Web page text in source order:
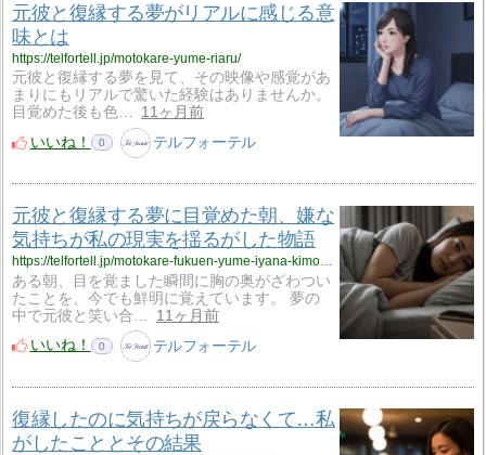
元彼と復縁する夢がリアルに感じる意
味とは
https://telfortell.jp/motokare-yume-riaru/
元彼と復縁する夢を見て、その映像や感覚があ
まりにもリアルで驚いた経験はありませんか。
目覚めた後も色…
11ヶ月前
いいね！
0 テルフォーテル
元彼と復縁する夢に目覚めた朝、嫌な
気持ちが私の現実を揺るがした物語
https://telfortell.jp/motokare-fukuen-yume-iyana-kimochi/
ある朝、目を覚ました瞬間に胸の奥がざわつい
たことを、今でも鮮明に覚えています。 夢の
中で元彼と笑い合…
11ヶ月前
いいね！
0 テルフォーテル
復縁したのに気持ちが戻らなくて…私
がしたこととその結果